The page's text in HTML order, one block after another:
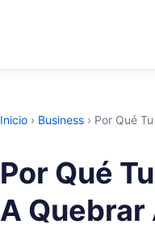
Inicio › Business › Por Qué
Por Qué
A Quebrar